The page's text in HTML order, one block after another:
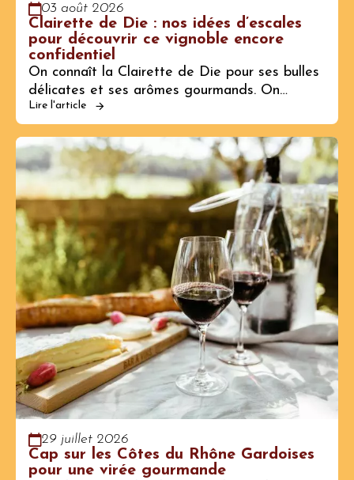
03 août 2026
Clairette de Die : nos idées d’escales
pour découvrir ce vignoble encore
confidentiel
On connaît la Clairette de Die pour ses bulles
délicates et ses arômes gourmands. On…
Lire l'article
29 juillet 2026
Cap sur les Côtes du Rhône Gardoises
pour une virée gourmande